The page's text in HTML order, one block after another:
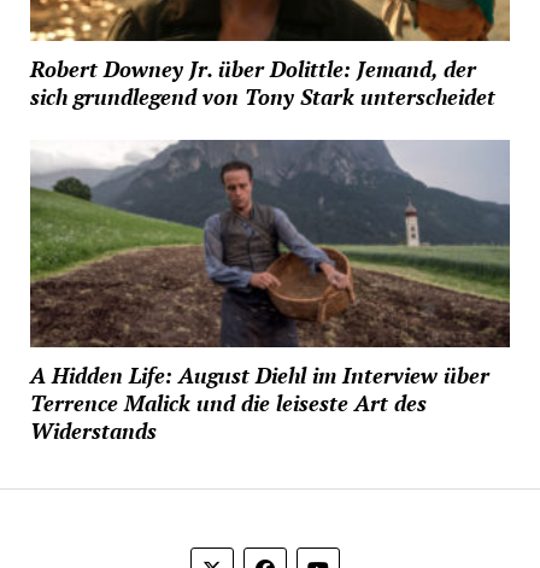
Robert Downey Jr. über Dolittle: Jemand, der
sich grundlegend von Tony Stark unterscheidet
A Hidden Life: August Diehl im Interview über
Terrence Malick und die leiseste Art des
Widerstands